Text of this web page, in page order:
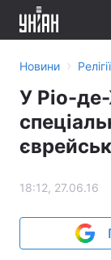
Новини › Релігії
У Ріо-
18:12, 27.06.16